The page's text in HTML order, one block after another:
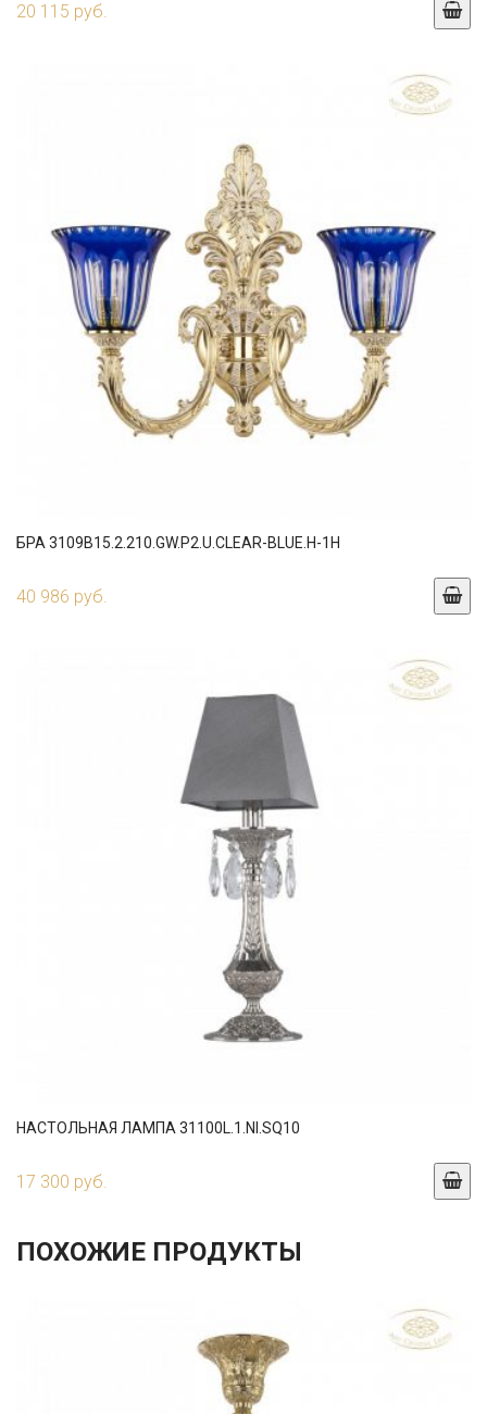
20 115 руб.
БРА 3109B15.2.210.GW.P2.U.CLEAR-BLUE.H-1H
40 986 руб.
НАСТОЛЬНАЯ ЛАМПА 31100L.1.NI.SQ10
17 300 руб.
ПОХОЖИЕ ПРОДУКТЫ